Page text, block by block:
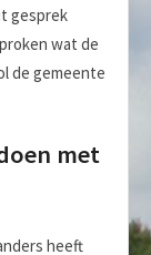
gesprek
wat de
de gemeente
met
heeft